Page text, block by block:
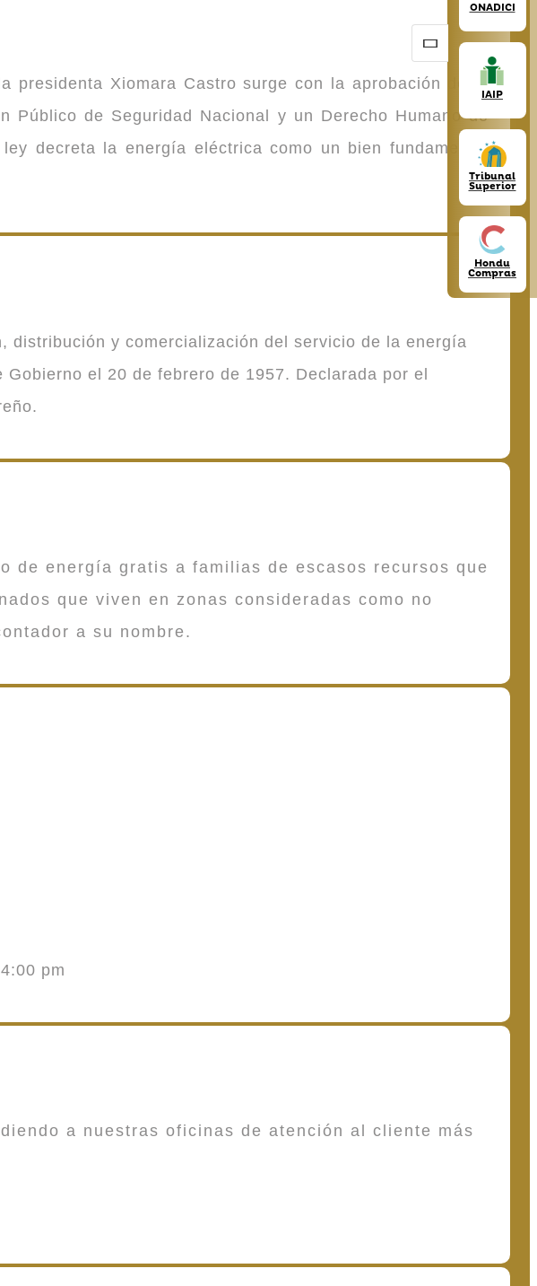
ONADICI
IAIP
Tribunal
Superior
Hondu
Compras
presidenta Xiomara Castro surge con la aprobación de la
Público de Seguridad Nacional y un Derecho Humano de
decreta la energía eléctrica como un bien fundamental
distribución y comercialización del servicio de la energía
el 20 de febrero de 1957. Declarada por el
de energía gratis a familias de escasos recursos que
que viven en zonas consideradas como no
a su nombre.
pm
a nuestras oficinas de atención al cliente más